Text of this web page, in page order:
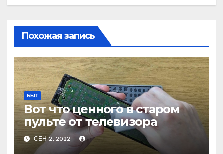
Похожая запись
БЫТ
Вот что ценного в старом
пульте от телевизора
СЕН 2, 2022